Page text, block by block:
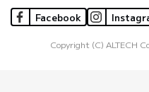
Facebook
Copyright (C) ALTECH